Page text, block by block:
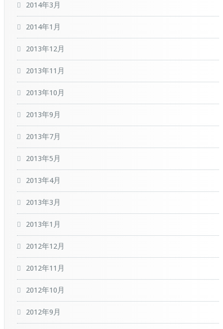
2014年3月
2014年1月
2013年12月
2013年11月
2013年10月
2013年9月
2013年7月
2013年5月
2013年4月
2013年3月
2013年1月
2012年12月
2012年11月
2012年10月
2012年9月